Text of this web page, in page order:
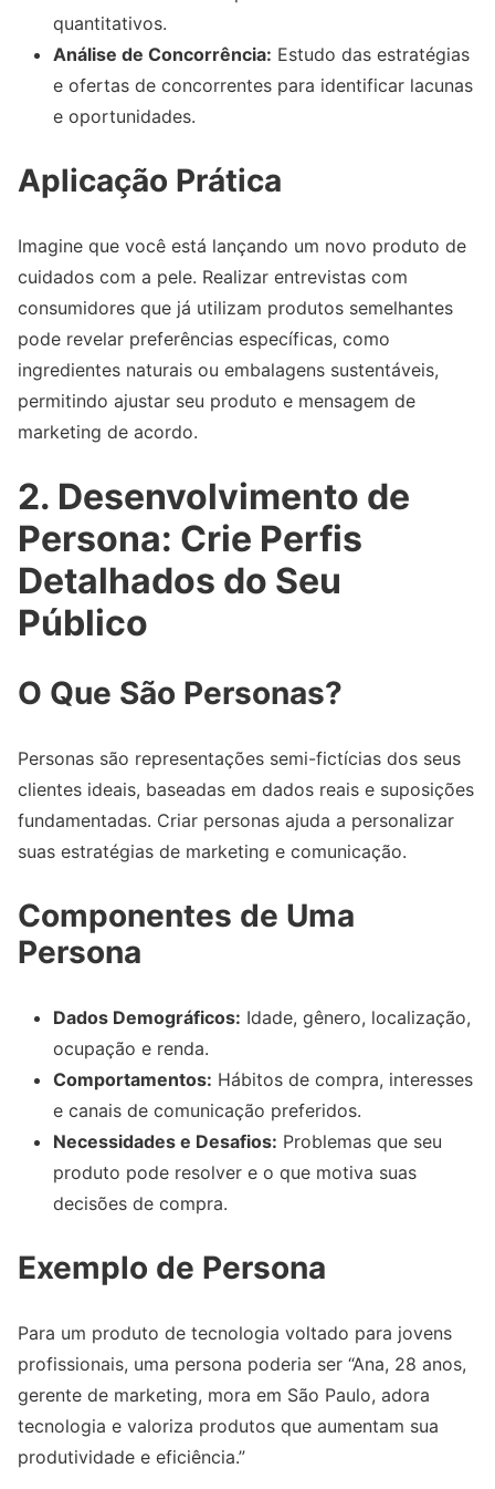
quantitativos.
Análise de Concorrência: Estudo das estratégias
e ofertas de concorrentes para identificar lacunas
e oportunidades.
Aplicação Prática
Imagine que você está lançando um novo produto de
cuidados com a pele. Realizar entrevistas com
consumidores que já utilizam produtos semelhantes
pode revelar preferências específicas, como
ingredientes naturais ou embalagens sustentáveis,
permitindo ajustar seu produto e mensagem de
marketing de acordo.
2. Desenvolvimento de
Persona: Crie Perfis
Detalhados do Seu
Público
O Que São Personas?
Personas são representações semi-fictícias dos seus
clientes ideais, baseadas em dados reais e suposições
fundamentadas. Criar personas ajuda a personalizar
suas estratégias de marketing e comunicação.
Componentes de Uma
Persona
Dados Demográficos: Idade, gênero, localização,
ocupação e renda.
Comportamentos: Hábitos de compra, interesses
e canais de comunicação preferidos.
Necessidades e Desafios: Problemas que seu
produto pode resolver e o que motiva suas
decisões de compra.
Exemplo de Persona
Para um produto de tecnologia voltado para jovens
profissionais, uma persona poderia ser “Ana, 28 anos,
gerente de marketing, mora em São Paulo, adora
tecnologia e valoriza produtos que aumentam sua
produtividade e eficiência.”